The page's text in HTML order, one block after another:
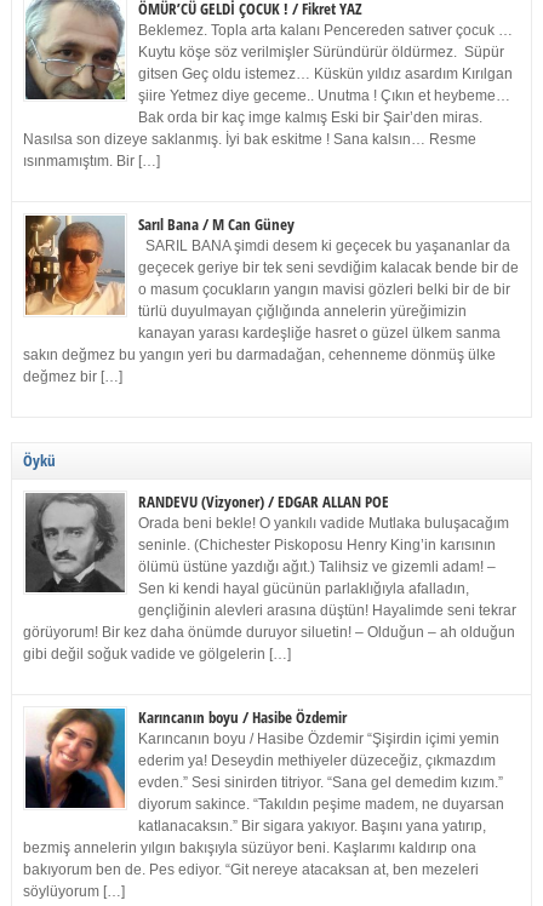
ÖMÜR’CÜ GELDİ ÇOCUK ! / Fikret YAZ
Beklemez. Topla arta kalanı Pencereden satıver çocuk …
Kuytu köşe söz verilmişler Süründürür öldürmez. Süpür
gitsen Geç oldu istemez… Küskün yıldız asardım Kırılgan
şiire Yetmez diye geceme.. Unutma ! Çıkın et heybeme…
Bak orda bir kaç imge kalmış Eski bir Şair’den miras.
Nasılsa son dizeye saklanmış. İyi bak eskitme ! Sana kalsın… Resme
ısınmamıştım. Bir […]
Sarıl Bana / M Can Güney
SARIL BANA şimdi desem ki geçecek bu yaşananlar da
geçecek geriye bir tek seni sevdiğim kalacak bende bir de
o masum çocukların yangın mavisi gözleri belki bir de bir
türlü duyulmayan çığlığında annelerin yüreğimizin
kanayan yarası kardeşliğe hasret o güzel ülkem sanma
sakın değmez bu yangın yeri bu darmadağan, cehenneme dönmüş ülke
değmez bir […]
Öykü
RANDEVU (Vizyoner) / EDGAR ALLAN POE
Orada beni bekle! O yankılı vadide Mutlaka buluşacağım
seninle. (Chichester Piskoposu Henry King’in karısının
ölümü üstüne yazdığı ağıt.) Talihsiz ve gizemli adam! –
Sen ki kendi hayal gücünün parlaklığıyla afalladın,
gençliğinin alevleri arasına düştün! Hayalimde seni tekrar
görüyorum! Bir kez daha önümde duruyor siluetin! – Olduğun – ah olduğun
gibi değil soğuk vadide ve gölgelerin […]
Karıncanın boyu / Hasibe Özdemir
Karıncanın boyu / Hasibe Özdemir “Şişirdin içimi yemin
ederim ya! Deseydin methiyeler düzeceğiz, çıkmazdım
evden.” Sesi sinirden titriyor. “Sana gel demedim kızım.”
diyorum sakince. “Takıldın peşime madem, ne duyarsan
katlanacaksın.” Bir sigara yakıyor. Başını yana yatırıp,
bezmiş annelerin yılgın bakışıyla süzüyor beni. Kaşlarımı kaldırıp ona
bakıyorum ben de. Pes ediyor. “Git nereye atacaksan at, ben mezeleri
söylüyorum […]